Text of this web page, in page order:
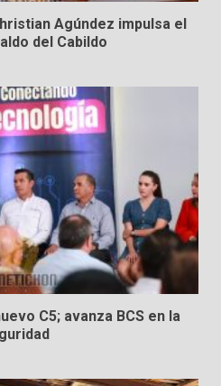
Agúndez impulsa el
del Cabildo
C5; avanza BCS en la